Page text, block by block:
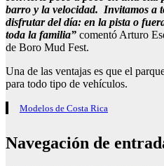
barro y la velocidad. Invitamos a
disfrutar del día: en la pista o
toda la familia” comentó Arturo
de Boro Mud Fest.
Una de las ventajas es que el
para todo tipo de vehículos.
Modelos de Costa Rica
Navegación de